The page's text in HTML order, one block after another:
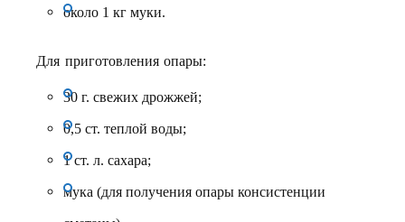
около 1 кг муки.
Для приготовления опары:
30 г. свежих дрожжей;
0,5 ст. теплой воды;
1 ст. л. сахара;
мука (для получения опары консистенции